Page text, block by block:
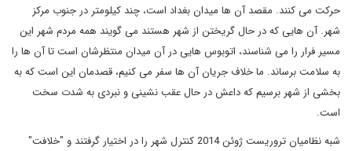
حرکت می کنند. مقصد آن ها میدان بغداد است، چند کیلومتر در جنوب مرکز
شهر. آن هایی که در حال گریختن از شهر هستند می گویند همه مردم شهر این
مسیر فرار را می شناسند، اتوبوس هایی در آن میدان منتظرشان است تا آن ها را
به سلامت برساند. ما خلاف جریان آن ها سفر می کنیم، قصدمان این است که به
بخشی از شهر برسیم که داعش در حال عقب نشینی و نبردی به شدت سخت
است.
شبه نظامیان تروریست ژوئن 2014 کنترل شهر را در اختیار گرفتند و "خلافت"